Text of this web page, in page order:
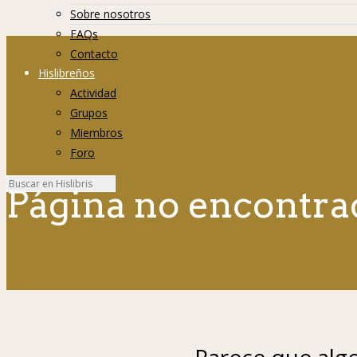
Sobre nosotros
FAQs
Contacto
Hislibreños
Actividad
Grupos
Miembros
Foro
Página no